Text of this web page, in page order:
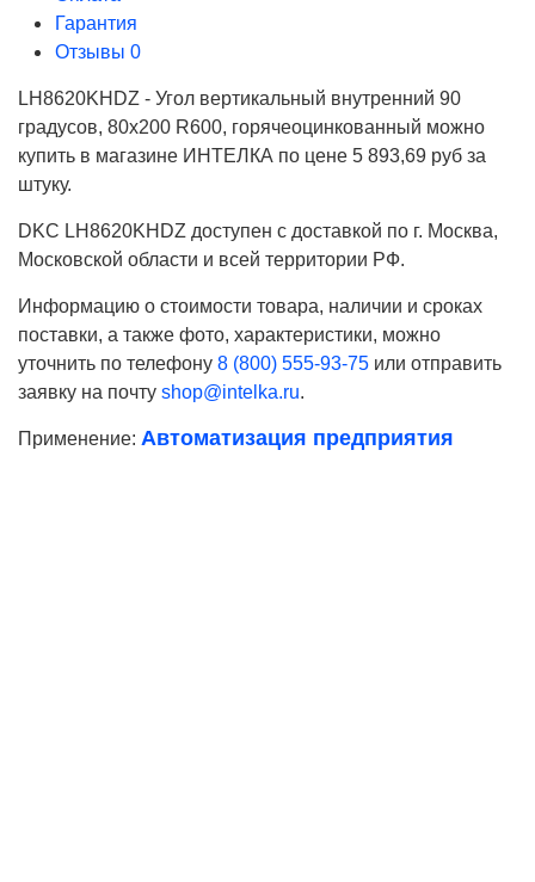
Гарантия
Отзывы 0
LH8620KHDZ - Угол вертикальный внутренний 90
градусов, 80х200 R600, горячеоцинкованный можно
купить в магазине ИНТЕЛКА по цене 5 893,69 руб за
штуку.
DKC LH8620KHDZ доступен с доставкой по г. Москва,
Московской области и всей территории РФ.
Информацию о стоимости товара, наличии и сроках
поставки, а также фото, характеристики, можно
уточнить по телефону 8 (800) 555-93-75 или отправить
заявку на почту shop@intelka.ru.
Применение: Автоматизация предприятия
Ваше имя